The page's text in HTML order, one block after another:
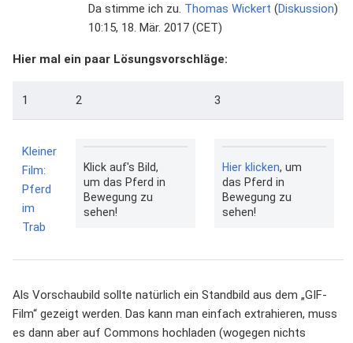
Da stimme ich zu. Thomas Wickert (Diskussion)
10:15, 18. Mär. 2017 (CET)
Hier mal ein paar Lösungsvorschläge:
1 2 3
Kleiner
Film:
Pferd
im
Trab
Klick auf's Bild,
um das Pferd in
Bewegung zu
sehen!
Hier klicken, um
das Pferd in
Bewegung zu
sehen!
Als Vorschaubild sollte natürlich ein Standbild aus dem „GIF-
Film“ gezeigt werden. Das kann man einfach extrahieren, muss
es dann aber auf Commons hochladen (wogegen nichts